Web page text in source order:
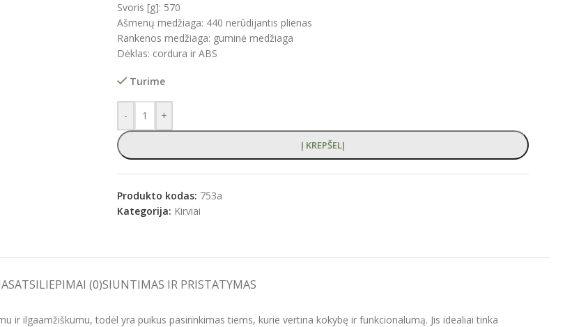
Svoris [g]: 570
Ašmenų medžiaga: 440 nerūdijantis plienas
Rankenos medžiaga: guminė medžiaga
Dėklas: cordura ir ABS
Turime
- +
Į KREPŠELĮ
Produkto kodas: 753a
Kategorija: Kirviai
ATSILIEPIMAI (0)SIUNTIMAS IR PRISTATYMAS
ir ilgaamžiškumu, todėl yra puikus pasirinkimas tiems, kurie vertina kokybę ir funkcionalumą. Jis idealiai tinka